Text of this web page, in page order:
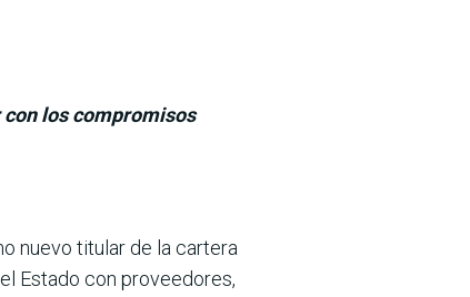
los compromisos
nuevo titular de la cartera
Estado con proveedores,